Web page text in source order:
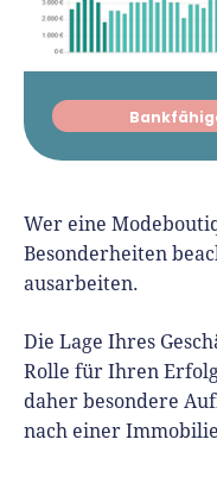
Wer eine
Besonderheiten
ausarbeiten.
Die Lage Ihres
Rolle für Ihren
daher besondere
nach einer